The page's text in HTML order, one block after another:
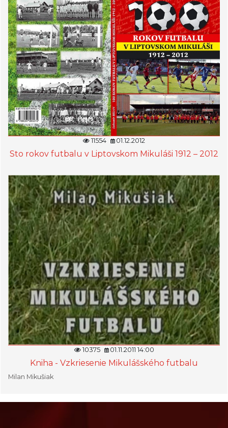
11554 01.12.2012
Sto rokov futbalu v Liptovskom Mikuláši 1912 – 2012
10375 01.11.2011 14:00
Kniha - Vzkriesenie Mikulášského futbalu
Milan Mikušiak